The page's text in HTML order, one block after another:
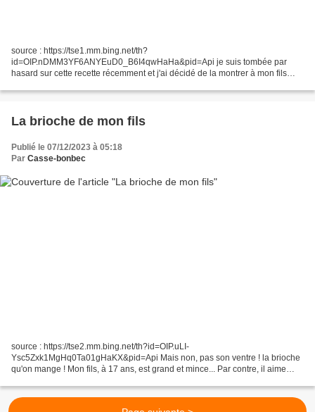
source : https://tse1.mm.bing.net/th?
id=OIP.nDMM3YF6ANYEuD0_B6I4qwHaHa&pid=Api je suis tombée par
hasard sur cette recette récemment et j'ai décidé de la montrer à mon fils
des...
La brioche de mon fils
Publié le 07/12/2023 à 05:18
Par Casse-bonbec
source : https://tse2.mm.bing.net/th?id=OIP.uLI-
Ysc5Zxk1MgHq0Ta01gHaKX&pid=Api Mais non, pas son ventre ! la brioche
qu'on mange ! Mon fils, à 17 ans, est grand et mince... Par contre, il aime